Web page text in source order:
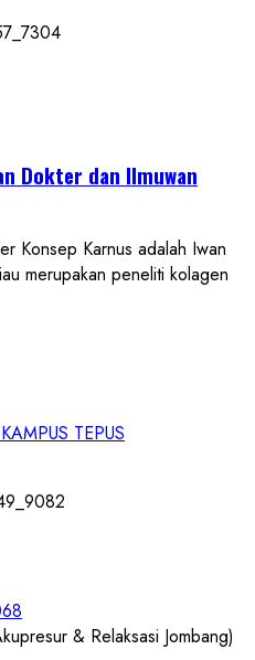
Dokter dan Ilmuwan
Konsep Karnus adalah Iwan
merupakan peneliti kolagen
& Relaksasi Jombang)